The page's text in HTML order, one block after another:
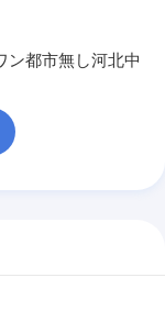
ン都市無し河北中